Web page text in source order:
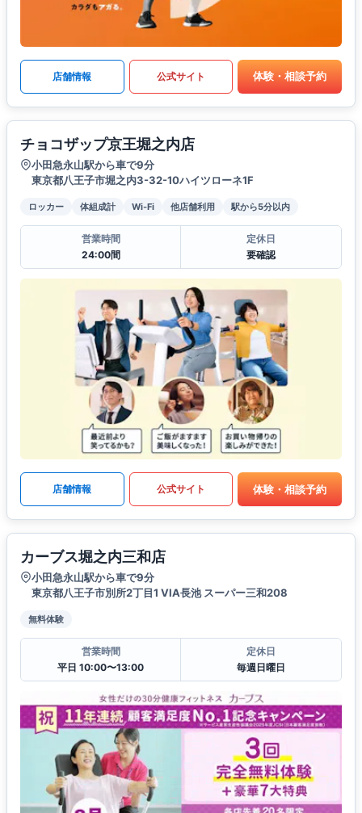
店舗情報 公式サイト 体験・相談予約
チョコザップ京王堀之内店
小田急永山駅から車で9分
東京都八王子市堀之内3-32-10ハイツローネ1F
ロッカー 体組成計 Wi-Fi 他店舗利用 駅から5分以内
営業時間
24:00間
定休日
要確認
店舗情報 公式サイト 体験・相談予約
カーブス堀之内三和店
小田急永山駅から車で9分
東京都八王子市別所2丁目1 VIA長池 スーパー三和208
無料体験
営業時間
平日 10:00〜13:00
定休日
毎週日曜日